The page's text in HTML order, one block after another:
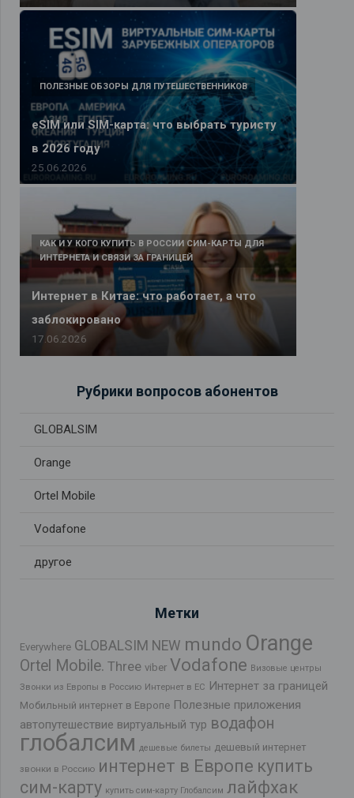
eSIM или SIM-карта: что выбрать туристу
в 2026 году
ПОЛЕЗНЫЕ ОБЗОРЫ ДЛЯ ПУТЕШЕСТВЕННИКОВ
25.06.2026
Интернет в Китае: что работает, а что
заблокировано
КАК И У КОГО КУПИТЬ В РОССИИ СИМ-КАРТЫ ДЛЯ
ИНТЕРНЕТА И СВЯЗИ ЗА ГРАНИЦЕЙ
17.06.2026
Рубрики вопросов абонентов
GLOBALSIM
Orange
Ortel Mobile
Vodafone
другое
Метки
Everywhere GLOBALSIM NEW mundo Orange
Ortel Mobile. Three viber Vodafone Визовые центры
Звонки из Европы в Россию Интернет в ЕС Интернет за границей
Мобильный интернет в Европе Полезные приложения
автопутешествие виртуальный тур водафон
глобалсим дешевые билеты дешевый интернет
звонки в Россию интернет в Европе купить
сим-карту купить сим-карту Глобалсим лайфхак